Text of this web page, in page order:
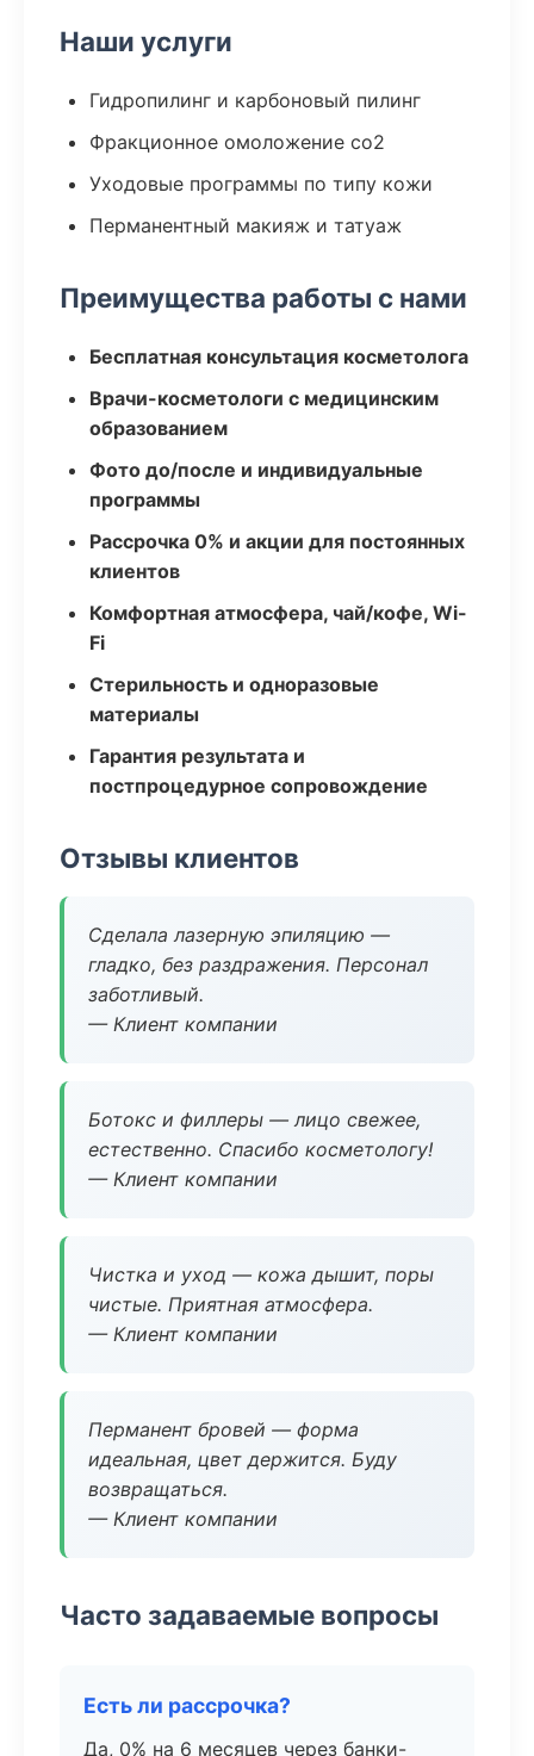
Наши услуги
Гидропилинг и карбоновый пилинг
Фракционное омоложение co2
Уходовые программы по типу кожи
Перманентный макияж и татуаж
Преимущества работы с нами
Бесплатная консультация косметолога
Врачи-косметологи с медицинским
образованием
Фото до/после и индивидуальные
программы
Рассрочка 0% и акции для постоянных
клиентов
Комфортная атмосфера, чай/кофе, Wi-
Fi
Стерильность и одноразовые
материалы
Гарантия результата и
постпроцедурное сопровождение
Отзывы клиентов
Сделала лазерную эпиляцию —
гладко, без раздражения. Персонал
заботливый.
— Клиент компании
Ботокс и филлеры — лицо свежее,
естественно. Спасибо косметологу!
— Клиент компании
Чистка и уход — кожа дышит, поры
чистые. Приятная атмосфера.
— Клиент компании
Перманент бровей — форма
идеальная, цвет держится. Буду
возвращаться.
— Клиент компании
Часто задаваемые вопросы
Есть ли рассрочка?
Да, 0% на 6 месяцев через банки-